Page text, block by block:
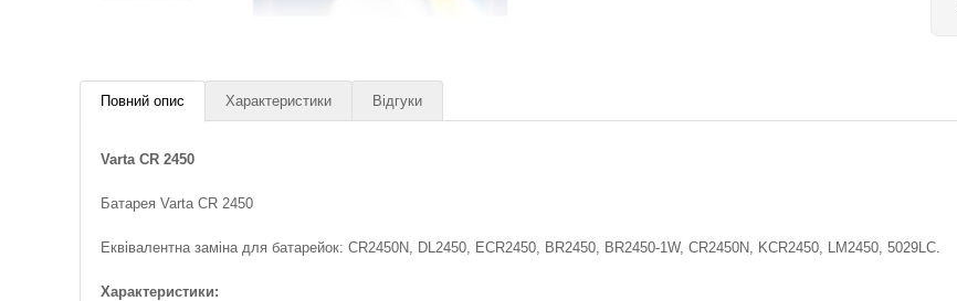
Повний опис Характеристики Відгуки
Varta CR 2450
Батарея Varta CR 2450
Еквівалентна заміна для батарейок: CR2450N, DL2450, ECR2450, BR2450, BR2450-1W, CR2450N, KCR2450, LM2450, 5029LC.
Характеристики: